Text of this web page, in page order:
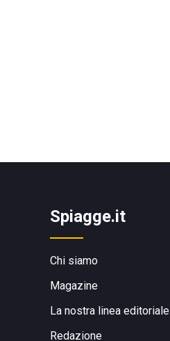
Spiagge.it
Chi siamo
Magazine
La nostra linea editoriale
Redazione